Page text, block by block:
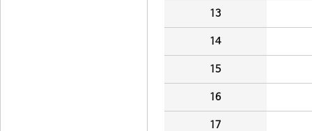
13
14
15
16
17